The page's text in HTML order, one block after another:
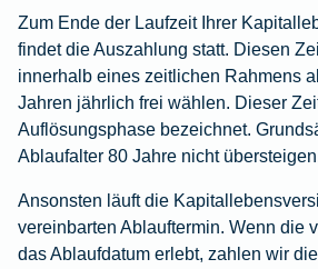
Zum Ende der Laufzeit Ihrer
findet die Auszahlung statt. Diesen
innerhalb eines zeitlichen Rahmens
Jahren jährlich frei wählen. Dieser
Auflösungsphase bezeichnet.
Ablaufalter 80 Jahre nicht
Ansonsten läuft die
vereinbarten Ablauftermin. Wenn die
das Ablaufdatum erlebt, zahlen wir